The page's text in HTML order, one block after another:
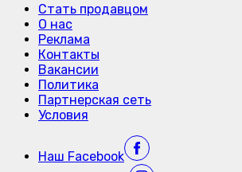
Стать продавцом
О нас
Реклама
Контакты
Вакансии
Политика
Партнерская сеть
Условия
Наш Facebook